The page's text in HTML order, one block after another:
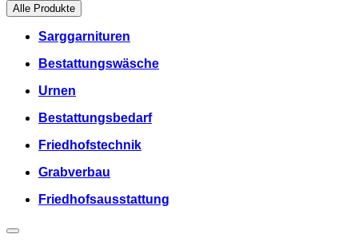
Alle Produkte
Sarggarnituren
Bestattungswäsche
Urnen
Bestattungsbedarf
Friedhofstechnik
Grabverbau
Friedhofsausstattung